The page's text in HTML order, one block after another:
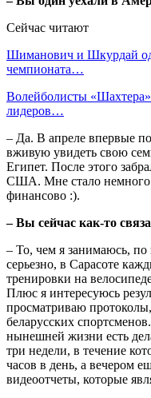
Сейчас читают
Шиманович и Шкурдай
чемпионата…
Волейболисты
лидеров…
– Да. В апреле впервые
вживую увидеть свою
Египет. После этого
США. Мне стало немного
финансово :).
– Вы сейчас как-то
– То, чем я занимаюсь, по
серьезно, в Сарасоте
тренировки на
Плюс я интересуюсь
просматриваю
беларусских
нынешней жизни есть
три недели, в течение
часов в день, а вечером
видеоотчеты, которые